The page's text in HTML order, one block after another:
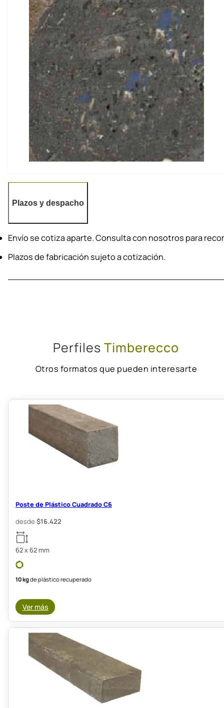
Plazos y despacho
Envío se cotiza aparte. Consulta con nosotros para
Plazos de fabricación sujeto a cotización.
PerfilesTimberecco
Otros formatos que pueden interesarte
Poste de Plástico Cuadrado C6
desde$16.422
62 x 62 mm
10 kgde plástico recuperado
Ver más